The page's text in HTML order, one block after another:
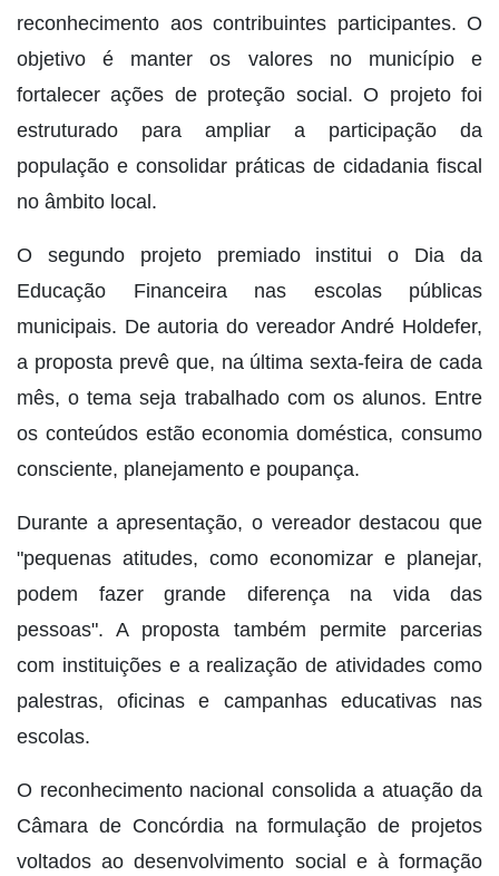
reconhecimento aos contribuintes participantes. O
objetivo é manter os valores no município e
fortalecer ações de proteção social. O projeto foi
estruturado para ampliar a participação da
população e consolidar práticas de cidadania fiscal
no âmbito local.
O segundo projeto premiado institui o Dia da
Educação Financeira nas escolas públicas
municipais. De autoria do vereador André Holdefer,
a proposta prevê que, na última sexta-feira de cada
mês, o tema seja trabalhado com os alunos. Entre
os conteúdos estão economia doméstica, consumo
consciente, planejamento e poupança.
Durante a apresentação, o vereador destacou que
"pequenas atitudes, como economizar e planejar,
podem fazer grande diferença na vida das
pessoas". A proposta também permite parcerias
com instituições e a realização de atividades como
palestras, oficinas e campanhas educativas nas
escolas.
O reconhecimento nacional consolida a atuação da
Câmara de Concórdia na formulação de projetos
voltados ao desenvolvimento social e à formação